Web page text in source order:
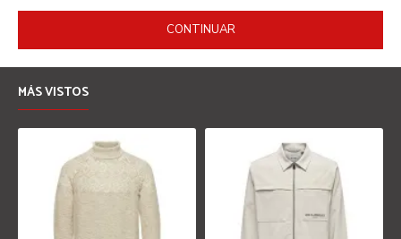
CONTINUAR
MÁS VISTOS